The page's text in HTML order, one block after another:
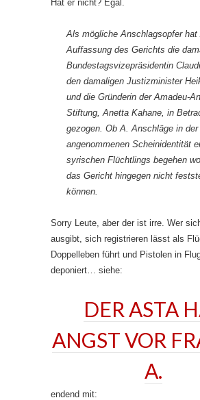
Hat er nicht? Egal.
Als mögliche Anschlagsopfer hat
Auffassung des Gerichts die
Bundestagsvizepräsidentin
den damaligen Justizminister
und die Gründerin der Amadeu-
Stiftung, Anetta Kahane, in
gezogen. Ob A. Anschläge in der
angenommenen Scheinidentität
syrischen Flüchtlings begehen
das Gericht hingegen nicht
können.
Sorry Leute, aber der ist irre. Wer
ausgibt, sich registrieren lässt als
Doppelleben führt und Pistolen in
deponiert… siehe:
DER ASTA
ANGST VOR
A.
endend mit: